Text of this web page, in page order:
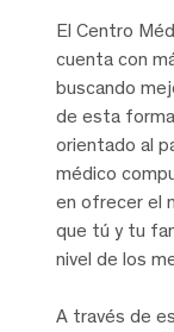
El Centro
cuenta con
buscando
de esta
orientado al
médico
en ofrecer el
que tú y tu
nivel de los
A través de